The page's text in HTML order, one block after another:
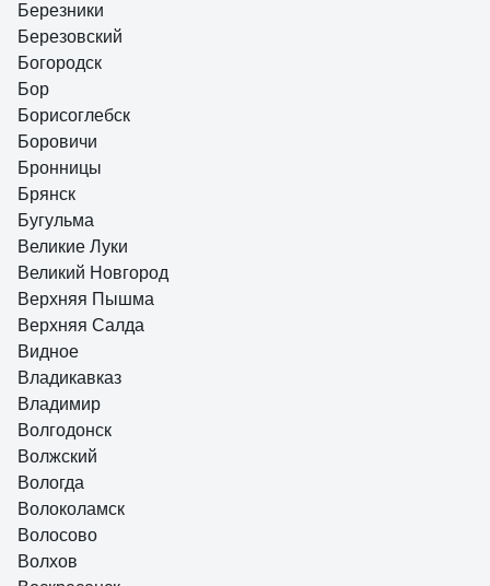
Березники
Березовский
Богородск
Бор
Борисоглебск
Боровичи
Бронницы
Брянск
Бугульма
Великие Луки
Великий Новгород
Верхняя Пышма
Верхняя Салда
Видное
Владикавказ
Владимир
Волгодонск
Волжский
Вологда
Волоколамск
Волосово
Волхов